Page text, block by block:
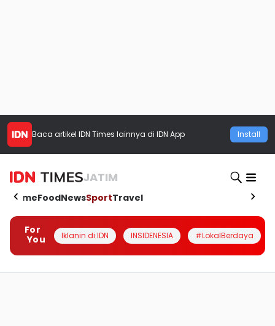
Baca artikel IDN Times lainnya di IDN App Install
JATIM
HomeFoodNewsSportTravel
For
You
Iklanin di IDN INSIDENESIA #LokalBerdaya